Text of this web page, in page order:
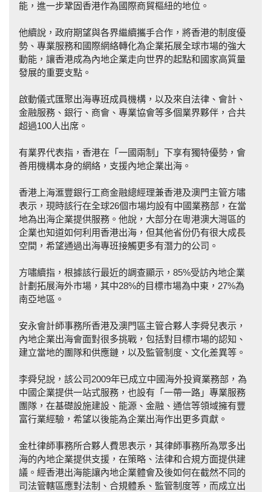
能，進一步鞏固香港作為國際商貿樞紐的地位。
他續說，政府期望與各界繼續攜手合作，將香港的制度優
勢、專業服務和國際網絡轉化為企業拓展全球市場的強大
動能，讓香港成為內地企業走向世界的起點和國家高質量
發展的重要支點。
啟動儀式匯聚出海專班成員機構，以及來自法律、會計、
金融服務、銀行、商會、專業協會等多個業界夥伴，合共
超過100人出席。
有業界代表指，香港在「一國兩制」下享有獨特優勢，會
善用機構本身的網絡，支援內地企業出海。
香港上海滙豐銀行工商金融總經理兼香港及澳門主管方嘯
表示，現時該行在全球26個市場均設有中國業務部，在當
地為出海企業提供服務。他說，大部分在粵港澳大灣區的
企業也知道如何利用香港出海，但其他省份仍有很大成長
空間，希望通過出海專班接觸更多有潛力的公司。
方嘯續指，根據該行最近的調查顯示，85%受訪內地企業
計劃拓展海外市場，其中28%的目標市場為中東，27%為
南亞地區。
安永會計師事務所香港及澳門區主管合夥人李舜兒表示，
內地企業出海會面對很多挑戰，包括對目標市場的認知、
建立當地的團隊和供應鏈，以及監管制度、文化差異等。
李舜兒說，該公司2009年已成立中國海外投資業務部，為
中國企業提供一站式服務，也設有「一帶一路」專業服務
團隊，在基礎設施建設、能源、金融、通信等領域擁有豐
富行業經驗，希望以後能為企業出海作出更多貢獻。
金杜律師事務所合夥人費思表示，其律師事務所為眾多出
海的內地企業提供支援，在策略、法律和合規方面提供建
議。經香港出海能讓內地企業體會及後如何在截然不同的
司法管轄區應對法制、合規體系、監管制度等，而成立出